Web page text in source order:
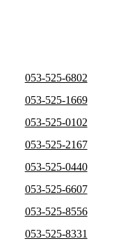
053-525-6802
053-525-1669
053-525-0102
053-525-2167
053-525-0440
053-525-6607
053-525-8556
053-525-8331